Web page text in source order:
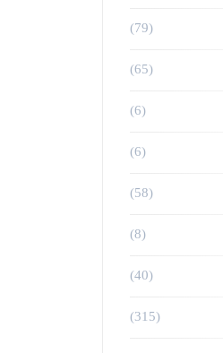
(79)
(65)
(6)
(6)
(58)
(8)
(40)
(315)